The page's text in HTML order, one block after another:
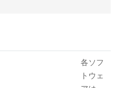
各ソフ
トウェ